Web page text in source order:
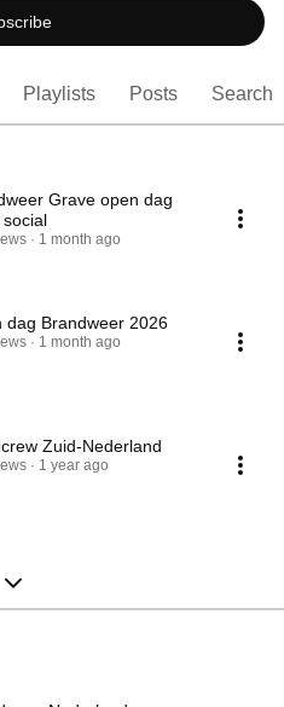
Playlists Posts Search
Grave open dag
social
1 month ago
dag Brandweer 2026
1 month ago
Zuid-Nederland
1 year ago